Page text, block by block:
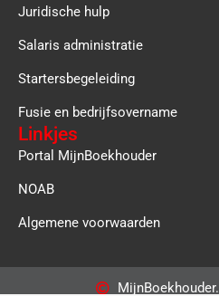
Juridische hulp
Salaris administratie
Startersbegeleiding
Fusie en bedrijfsovername
Linkjes
Portal MijnBoekhouder
NOAB
Algemene voorwaarden